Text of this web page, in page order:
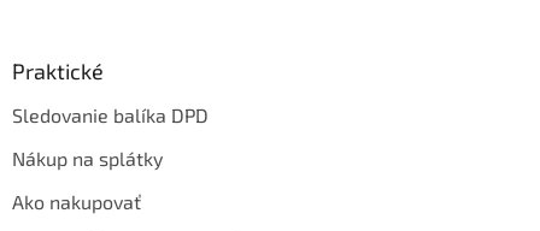
Praktické
Sledovanie balíka DPD
Nákup na splátky
Ako nakupovať